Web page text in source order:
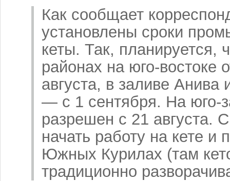
Как сообщает
установлены сроки
кеты. Так, планируется,
районах на юго-востоке
августа, в заливе Анива
— с 1 сентября. На юго-
разрешен с 21 августа.
начать работу на кете и
Южных Курилах (там
традиционно